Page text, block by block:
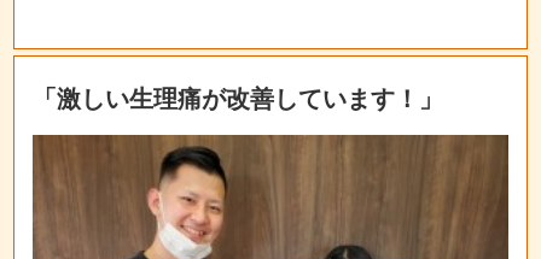
「激しい生理痛が改善しています！」